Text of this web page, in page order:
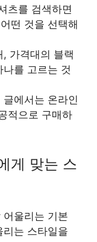
츠를 검색하면
떤 것을 선택해
가격대의 블랙
를 고르는 것
에서는 온라인
적으로 구매하
게 맞는 스
울리는 기본
는 스타일을